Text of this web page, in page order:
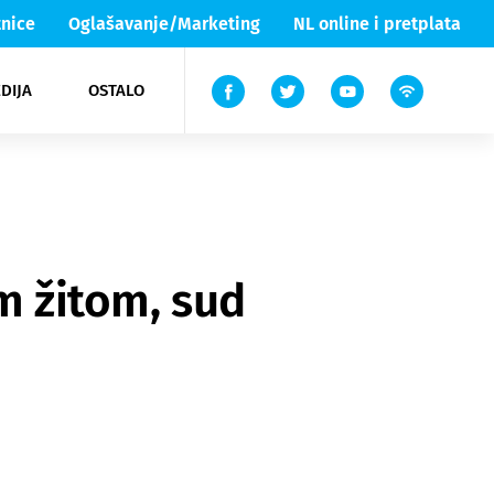
Oglašavanje/Marketing NL online i pretplata
OSTALO
Lika & Senj
TV
žitom, sud